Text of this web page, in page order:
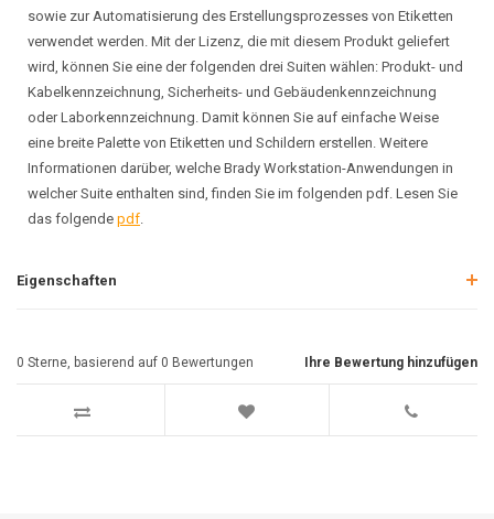
sowie zur Automatisierung des Erstellungsprozesses von Etiketten
verwendet werden. Mit der Lizenz, die mit diesem Produkt geliefert
wird, können Sie eine der folgenden drei Suiten wählen: Produkt- und
Kabelkennzeichnung, Sicherheits- und Gebäudenkennzeichnung
oder Laborkennzeichnung. Damit können Sie auf einfache Weise
eine breite Palette von Etiketten und Schildern erstellen. Weitere
Informationen darüber, welche Brady Workstation-Anwendungen in
welcher Suite enthalten sind, finden Sie im folgenden pdf. Lesen Sie
das folgende pdf.
Eigenschaften
Ihre Bewertung hinzufügen
0 Sterne, basierend auf 0 Bewertungen